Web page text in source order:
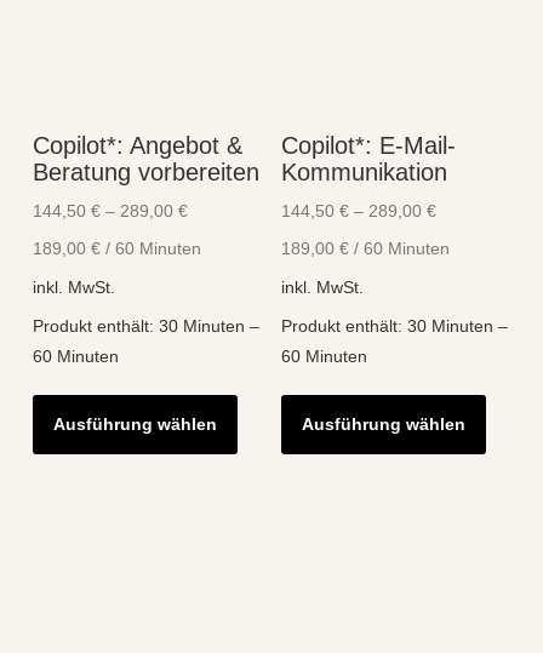
Copilot*: Angebot &
Beratung vorbereiten
144,50 €– 289,00 €
189,00 €/ 60 Minuten
inkl. MwSt.
Produkt enthält: 30 Minuten –
60 Minuten
Ausführung wählen
Dieses
Produkt
weist
Copilot*: E-Mail-
Kommunikation
144,50 €– 289,00 €
189,00 €/ 60 Minuten
inkl. MwSt.
Produkt enthält: 30 Minuten –
60 Minuten
Ausführung wählen
weist